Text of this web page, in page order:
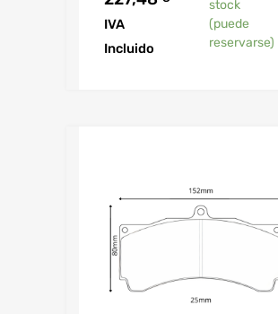
IVA
Incluido
stock
(puede
reservarse)